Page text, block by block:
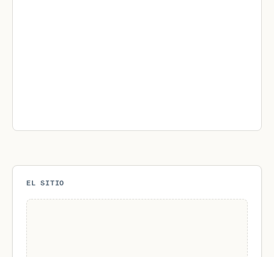
EL SITIO